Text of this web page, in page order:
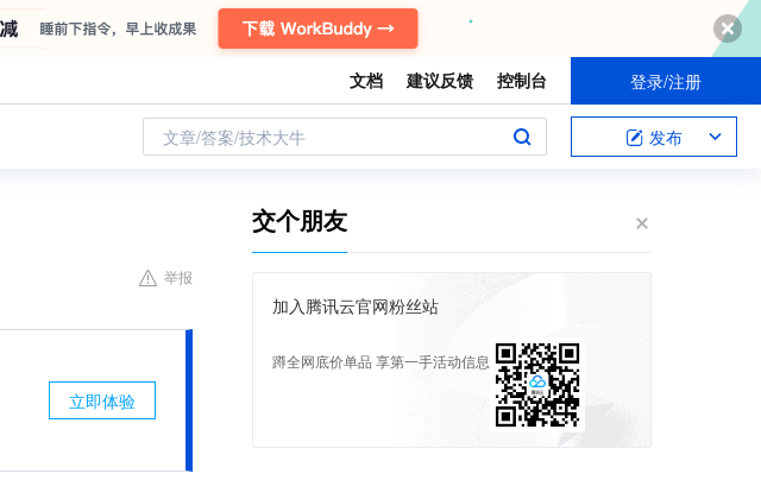
文档 建议反馈 控制台 登录/注册
文章/答案/技术大牛 发布
举报
立即体验
交个朋友
加入腾讯云官网粉丝站
蹲全网底价单品 享第一手活动信息